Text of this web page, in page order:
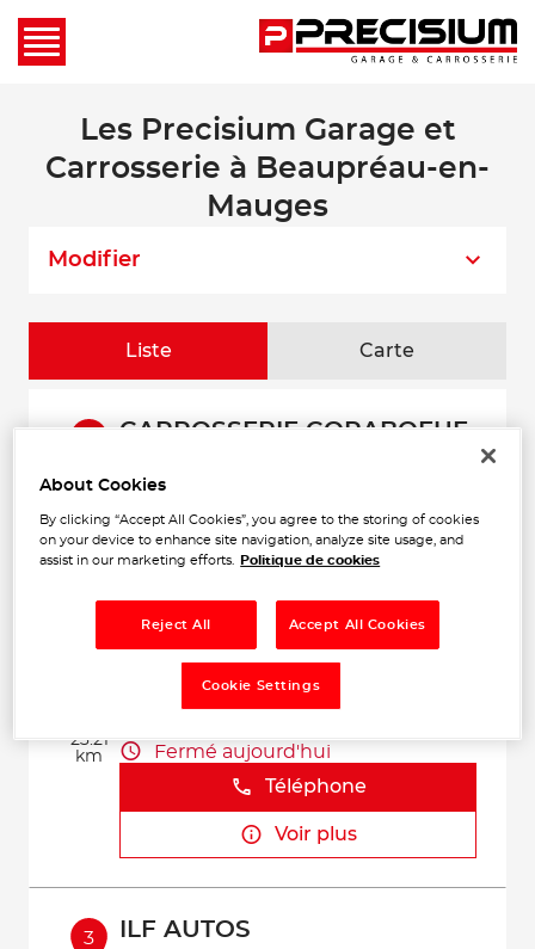
Les Precisium Garage et
Carrosserie à Beaupréau-en-
Mauges
Modifier
Liste Carte
17.15
CARROSSERIE CORABOEUF
49410 ST FLORENT LE VIEIL
Téléphone
23.21
km
GARAGE DE L'HORIZON
Rue de l'Avenir
Fermé aujourd'hui
Téléphone
Voir plus
3 ILF AUTOS
About Cookies
By clicking “Accept All Cookies”, you agree to the storing of cookies
on your device to enhance site navigation, analyze site usage, and
assist in our marketing efforts.
Politique de cookies
Reject All Accept All Cookies
Cookie Settings